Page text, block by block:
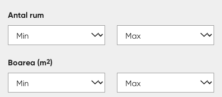
Antal rum
Boarea (m2)